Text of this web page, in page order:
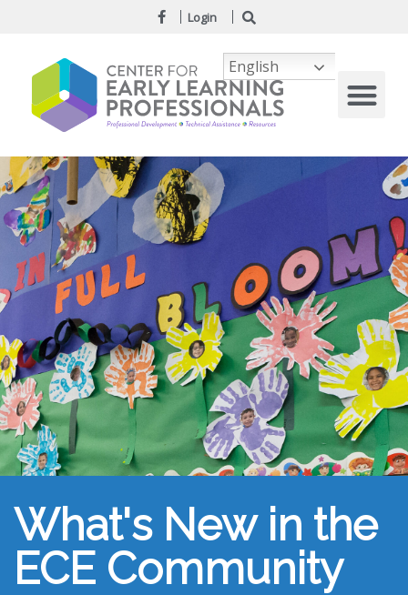
Login
What's New in the
ECE Community
English